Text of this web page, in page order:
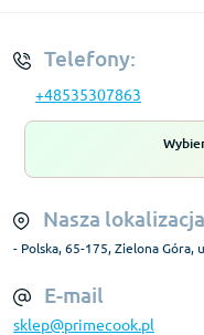
Telefony:
+48535307863
Nasza
- Polska, 65-175, Zielona Góra,
E-mail
sklep@primecook.pl